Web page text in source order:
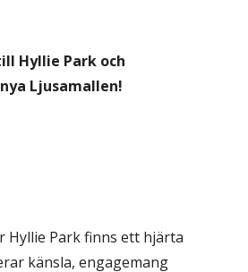
Hyllie Park och
Ljusamallen!
Hyllie Park finns ett hjärta
känsla, engagemang